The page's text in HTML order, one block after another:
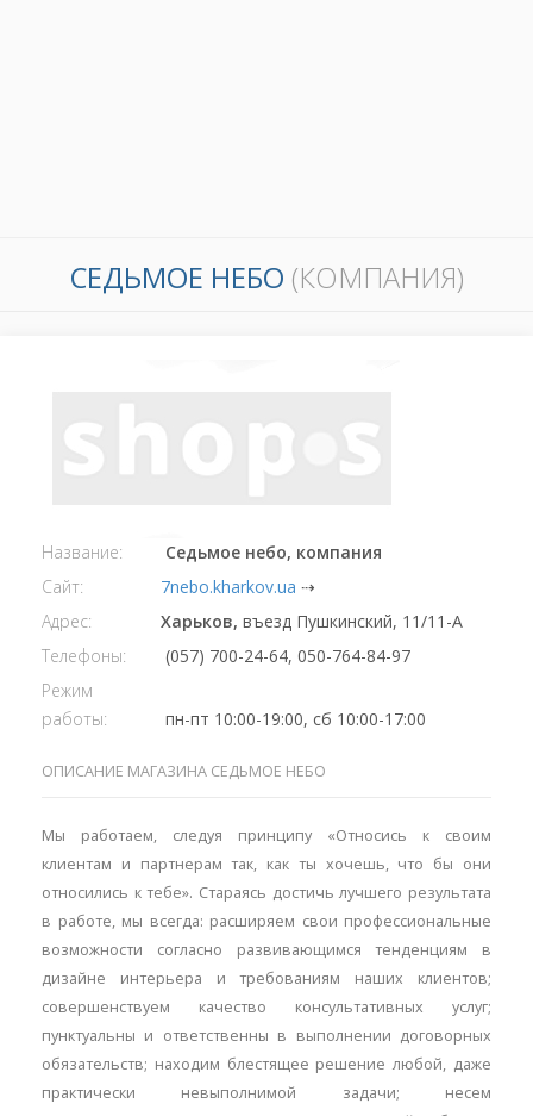
СЕДЬМОЕ НЕБО (КОМПАНИЯ)
Название:
Седьмое небо, компания
Сайт:
7nebo.kharkov.ua ⇢
Адрес:
Харьков, въезд Пушкинский, 11/11-А
Телефоны:
(057) 700-24-64, 050-764-84-97
Режим
работы:
пн-пт 10:00-19:00, сб 10:00-17:00
ОПИСАНИЕ МАГАЗИНА СЕДЬМОЕ НЕБО
Мы работаем, следуя принципу «Относись к своим
клиентам и партнерам так, как ты хочешь, что бы они
относились к тебе». Стараясь достичь лучшего результата
в работе, мы всегда: расширяем свои профессиональные
возможности согласно развивающимся тенденциям в
дизайне интерьера и требованиям наших клиентов;
совершенствуем качество консультативных услуг;
пунктуальны и ответственны в выполнении договорных
обязательств; находим блестящее решение любой, даже
практически невыполнимой задачи; несем